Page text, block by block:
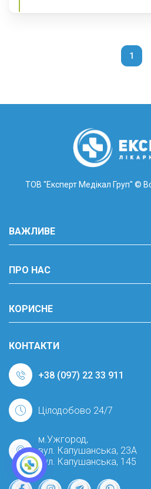
1
ТОВ "Експерт Медікал Груп" ©
ВАЖЛИВЕ
ПРО НАС
КОРИСНЕ
КОНТАКТИ
+38 (097) 22 33 911
Цілодобово 24/7
м.Ужгород,
вул. Капушанська, 23А
вул. Капушанська, 145